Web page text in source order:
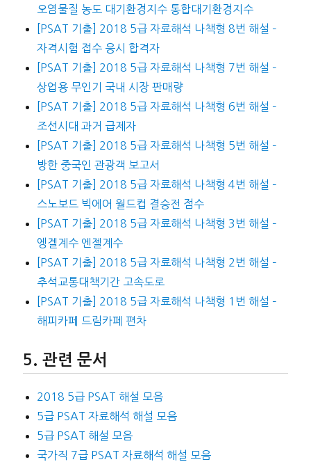
오염물질 농도 대기환경지수 통합대기환경지수
[PSAT 기출] 2018 5급 자료해석 나책형 8번 해설 –
자격시험 접수 응시 합격자
[PSAT 기출] 2018 5급 자료해석 나책형 7번 해설 –
상업용 무인기 국내 시장 판매량
[PSAT 기출] 2018 5급 자료해석 나책형 6번 해설 –
조선시대 과거 급제자
[PSAT 기출] 2018 5급 자료해석 나책형 5번 해설 –
방한 중국인 관광객 보고서
[PSAT 기출] 2018 5급 자료해석 나책형 4번 해설 –
스노보드 빅에어 월드컵 결승전 점수
[PSAT 기출] 2018 5급 자료해석 나책형 3번 해설 –
엥겔계수 엔젤계수
[PSAT 기출] 2018 5급 자료해석 나책형 2번 해설 –
추석교통대책기간 고속도로
[PSAT 기출] 2018 5급 자료해석 나책형 1번 해설 –
해피카페 드림카페 편차
관련 문서
2018 5급 PSAT 해설 모음
5급 PSAT 자료해석 해설 모음
5급 PSAT 해설 모음
국가직 7급 PSAT 자료해석 해설 모음